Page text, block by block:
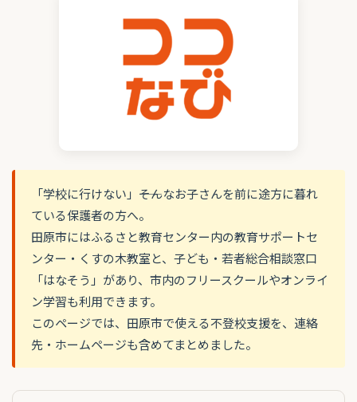
「学校に行けない」――そんなお子さんを前に途方に暮れ
ている保護者の方へ。
田原市にはふるさと教育センター内の教育サポートセ
ンター・くすの木教室と、子ども・若者総合相談窓口
「はなそう」があり、市内のフリースクールやオンライ
ン学習も利用できます。
このページでは、田原市で使える不登校支援を、連絡
先・ホームページも含めてまとめました。